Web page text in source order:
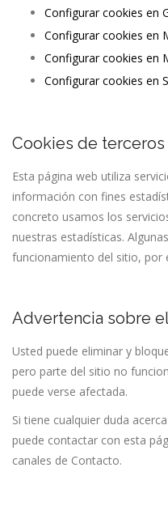
Configurar cookies en
Configurar cookies en
Configurar cookies en
Configurar cookies en
Cookies de terceros
Esta página web utiliza
información con fines
concreto usamos los
nuestras estadísticas.
funcionamiento del sitio, por
Advertencia sobre
Usted puede eliminar y
pero parte del sitio no
puede verse afectada.
Si tiene cualquier duda
puede contactar con esta
canales de Contacto.